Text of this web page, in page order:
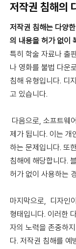
저작권 침해의
저작권 침해는 다양
의 내용을 허가 없이
특히 학술 자료나 출
나 영화를 불법 다운
침해 유형입니다. 디
고 있습니다.
다음으로, 소프트웨
제가 됩니다. 이는 개
하는 문제입니다. 또
침해에 해당합니다.
허가 없이 사용하는
마지막으로, 디자인
형태입니다. 이러한
자의 노력을 존중하
다. 저작권 침해를 예